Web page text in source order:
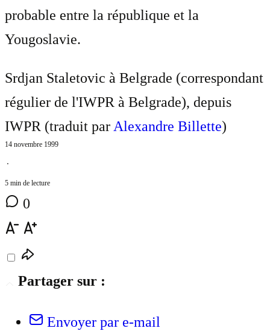
probable entre la république et la
Yougoslavie.
Srdjan Staletovic à Belgrade (correspondant
régulier de l'IWPR à Belgrade), depuis
IWPR (traduit parAlexandre Billette)
14 novembre 1999
⋅
5 min de lecture
0
Partager sur :
Envoyer par e-mail